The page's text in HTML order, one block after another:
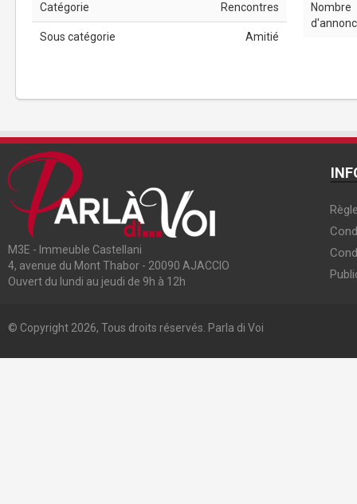
Catégorie Rencontres
Sous catégorie Amitié
Nombre
M3E - Immeuble Castellani
4, avenue du Mont Thabor - 20090 AJACCIO
Ouvert du lundi au jeudi de 9h à 12h
© Copyright 2026, Tous droits réservés. Parla di Voi